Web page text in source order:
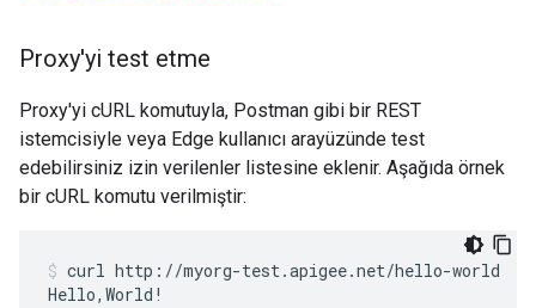
Proxy'yi test etme
Proxy'yi cURL komutuyla, Postman gibi bir REST
istemcisiyle veya Edge kullanıcı arayüzünde test
edebilirsiniz izin verilenler listesine eklenir. Aşağıda örnek
bir cURL komutu verilmiştir:
curl http://myorg-test.apigee.net/hello-world
Hello,World!